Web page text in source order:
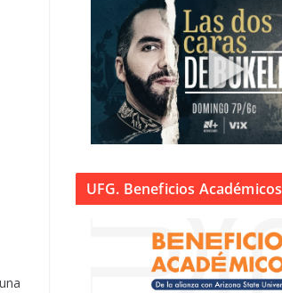
UFG. Beneficios Académicos